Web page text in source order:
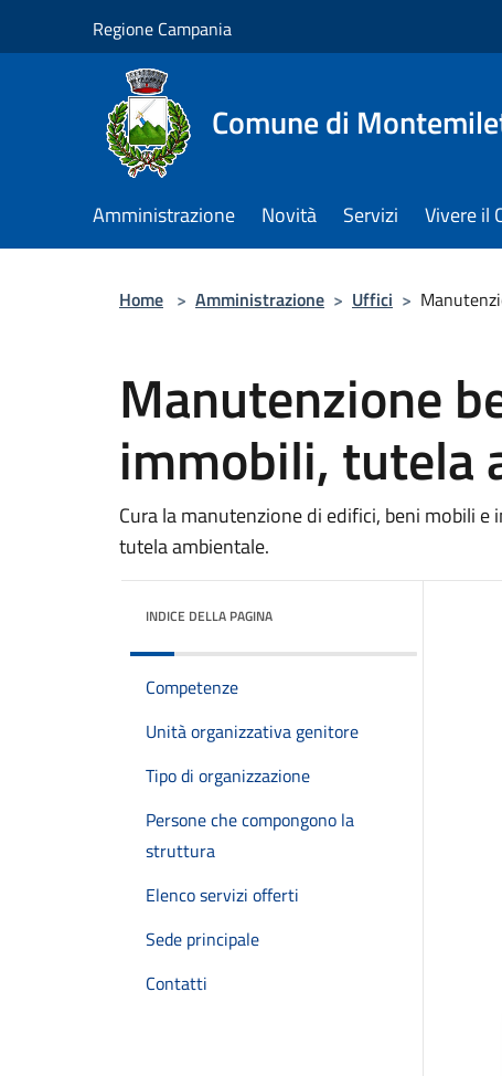
Regione Campania
Comune di
Amministrazione Novità Servizi Vivere il
Home > Amministrazione > Uffici >
Manutenzione
immobili, tutela
Cura la manutenzione di edifici, beni mobili
tutela ambientale.
INDICE DELLA PAGINA
Competenze
Unità organizzativa genitore
Tipo di organizzazione
Persone che compongono la
struttura
Elenco servizi offerti
Sede principale
Contatti